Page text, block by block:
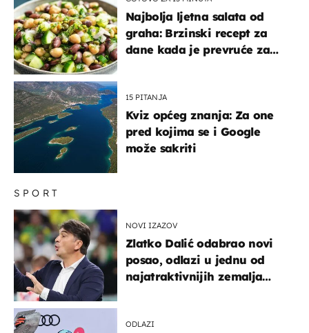
SPORT
NOVI IZAZOV
Zlatko Dalić odabrao novi
posao, odlazi u jednu od
najatraktivnijih zemalja
ODLAZI
Najbolja ljetna salata od
graha: Brzinski recept za
dane kada je prevruće za
15 PITANJA
Kviz općeg znanja: Za one
pred kojima se i Google
može sakriti